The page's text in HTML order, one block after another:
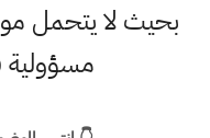
بحيث لا يتحمل
مسؤولية